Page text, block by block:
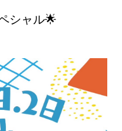
シャル🌟